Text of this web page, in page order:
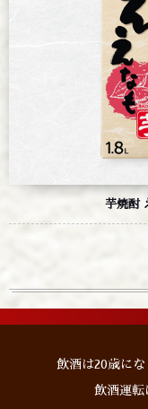
芋焼酎
飲酒は20歳にな
飲酒運転